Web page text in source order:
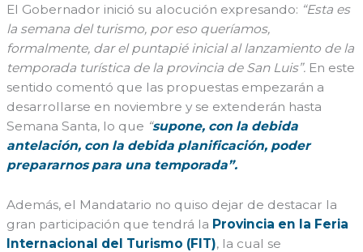
El Gobernador inició su alocución expresando: “Esta es
la semana del turismo, por eso queríamos,
formalmente, dar el puntapié inicial al lanzamiento de la
temporada turística de la provincia de San Luis”. En este
sentido comentó que las propuestas empezarán a
desarrollarse en noviembre y se extenderán hasta
Semana Santa, lo que “supone, con la debida
antelación, con la debida planificación, poder
prepararnos para una temporada”.
Además, el Mandatario no quiso dejar de destacar la
gran participación que tendrá la Provincia en la Feria
Internacional del Turismo (FIT), la cual se